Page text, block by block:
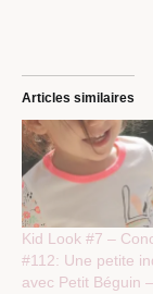
Articles similaires
Kid Look #7 –
#112: Une petite
avec Petit Béguin